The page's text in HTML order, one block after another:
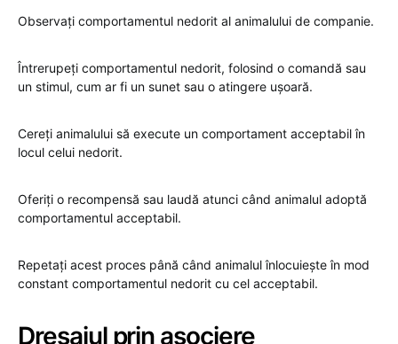
Observați comportamentul nedorit al animalului de companie.
Întrerupeți comportamentul nedorit, folosind o comandă sau
un stimul, cum ar fi un sunet sau o atingere ușoară.
Cereți animalului să execute un comportament acceptabil în
locul celui nedorit.
Oferiți o recompensă sau laudă atunci când animalul adoptă
comportamentul acceptabil.
Repetați acest proces până când animalul înlocuiește în mod
constant comportamentul nedorit cu cel acceptabil.
Dresajul prin asociere